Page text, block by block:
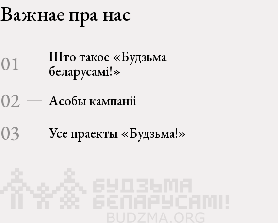
Важнае пра нас
01
Што такое «Будзьма
беларусамі!»
02 Асобы кампаніі
03 Усе праекты «Будзьма!»